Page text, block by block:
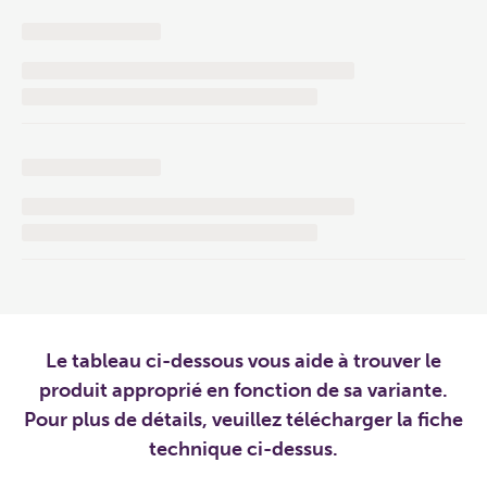
Le tableau ci-dessous vous aide à trouver le
produit approprié en fonction de sa variante.
Pour plus de détails, veuillez télécharger la fiche
technique ci-dessus.